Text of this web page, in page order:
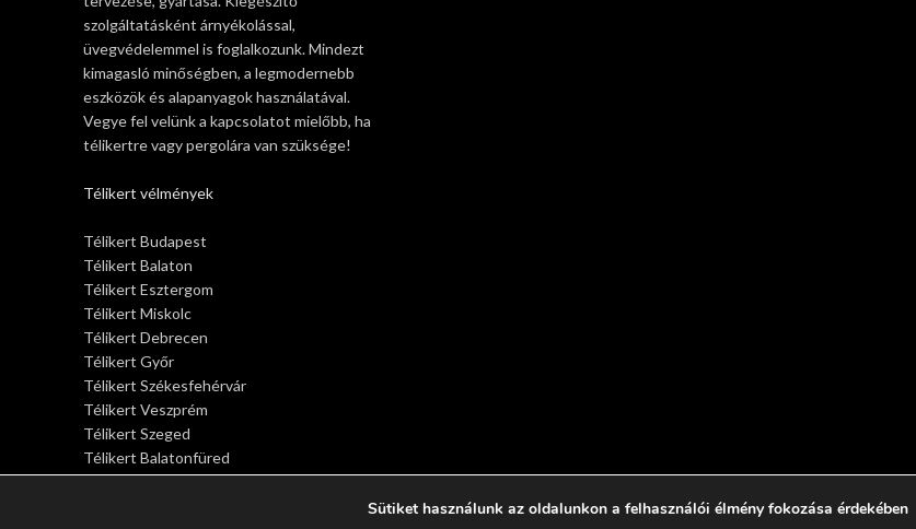
szolgáltatásként árnyékolással,
üvegvédelemmel is foglalkozunk. Mindezt
kimagasló minőségben, a legmodernebb
eszközök és alapanyagok használatával.
Vegye fel velünk a kapcsolatot mielőbb, ha
télikertre vagy pergolára van szüksége!
Télikert vélmények
Télikert Budapest
Télikert Balaton
Télikert Esztergom
Télikert Miskolc
Télikert Debrecen
Télikert Győr
Télikert Székesfehérvár
Télikert Veszprém
Télikert Szeged
Télikert Balatonfüred
Télikert Siófok
Sütiket használunk az oldalunkon a felhasználói élmény fokozása érdekében